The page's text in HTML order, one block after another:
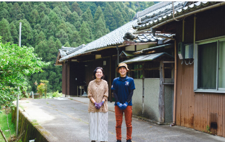
キ
ャ
ン
プ
サ
イ
ト
と
サ
ウ
ナ
の
施
設